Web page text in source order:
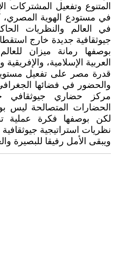
المتنوع وتفعيل المشتركات
في مستودع الهوية المصري،
في العالم والنظريات
جيوثقافية جديدة خارج
بوصفها رمانة ميزان
العربية الإسلامية، والإفريقية
قدرة مصر على تفعيل
والحضور في فضائها
مركز حضاري جيوثقافي
الحضارات المتصالحة ليس
لكن بوصفها فكرة عملية
نظريات استراتيجية جيوثقافية
ويبقى الأمل رفيقا للبصيرة